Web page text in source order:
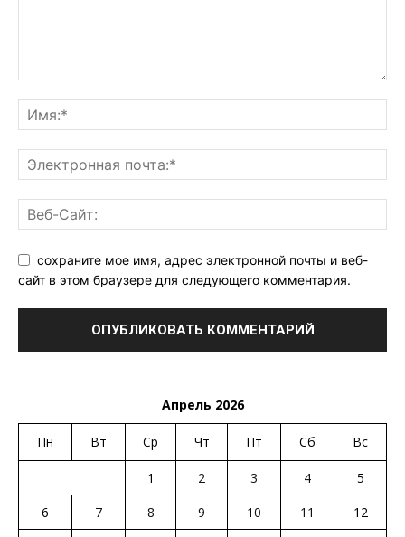
сохраните мое имя, адрес электронной почты и веб-
сайт в этом браузере для следующего комментария.
Апрель 2026
Пн Вт Ср Чт Пт Сб Вс
1 2 3 4
5
6
7 8 9 10 11
12